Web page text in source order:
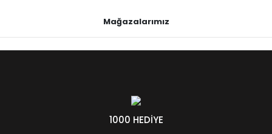
Mağazalarımız
1000 HEDİYE